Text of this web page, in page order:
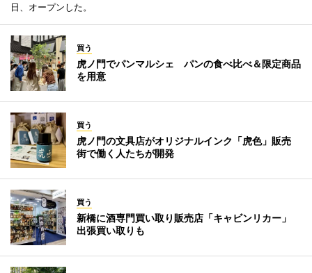
日、オープンした。
買う
虎ノ門でパンマルシェ パンの食べ比べ＆限定商品
を用意
買う
虎ノ門の文具店がオリジナルインク「虎色」販売
街で働く人たちが開発
買う
新橋に酒専門買い取り販売店「キャビンリカー」
出張買い取りも